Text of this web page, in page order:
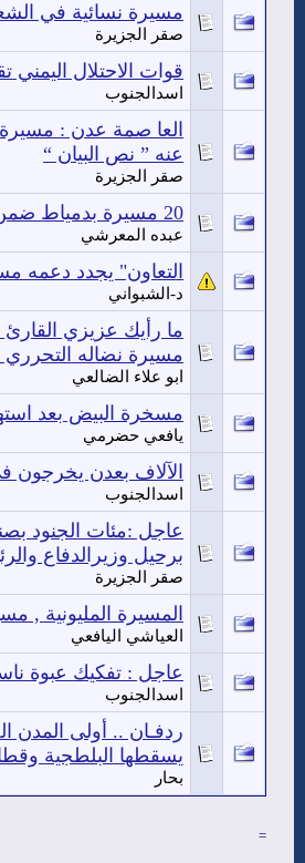
مسيرة نسائية في
صقر الجزيرة
قوات الاحتلال
اسدالجنوب
العا صمة عدن : مسيرة
عنه ” نص البيان “
صقر الجزيرة
20 مسيرة بدمياط ضمن فعاليات مليونية "الشعب يحمي ثورته"
عبده المعرشي
التعاون" يجدد دعمه
د-الشبواني
ما رأيك عزيزي
مسيرة نضاله التحرري
ابو علاء الضالعي
مسخرة البيض بعد
يافعي حضرمي
الآلاف بعدن يخرجون
اسدالجنوب
عاجل :مئات الجنود
برحيل وزيرالدفاع
صقر الجزيرة
المسيرة المليونية ,
العياشي اليافعي
عاجل : تفكيك عبوة
اسدالجنوب
ردفـان .. أولى المدن
يسقطها البلطجية
بحار
=